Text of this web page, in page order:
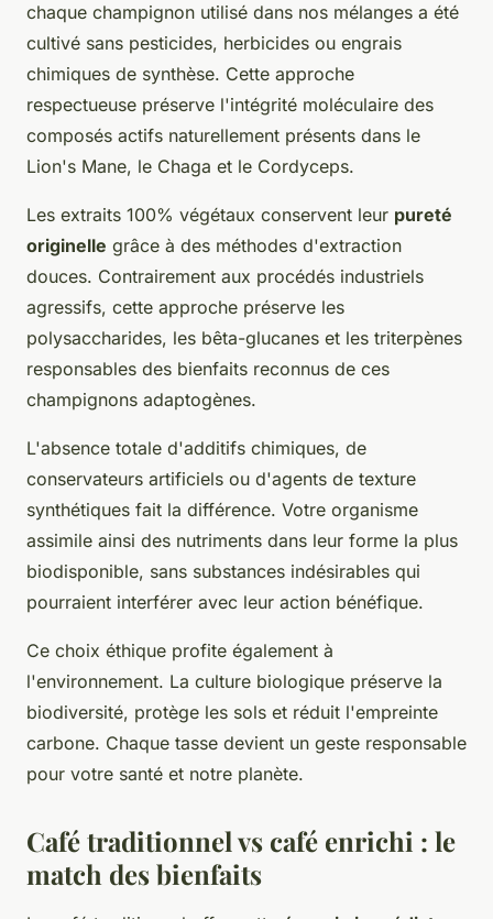
chaque champignon utilisé dans nos mélanges a été
cultivé sans pesticides, herbicides ou engrais
chimiques de synthèse. Cette approche
respectueuse préserve l'intégrité moléculaire des
composés actifs naturellement présents dans le
Lion's Mane, le Chaga et le Cordyceps.
Les extraits 100% végétaux conservent leur pureté
originelle grâce à des méthodes d'extraction
douces. Contrairement aux procédés industriels
agressifs, cette approche préserve les
polysaccharides, les bêta-glucanes et les triterpènes
responsables des bienfaits reconnus de ces
champignons adaptogènes.
L'absence totale d'additifs chimiques, de
conservateurs artificiels ou d'agents de texture
synthétiques fait la différence. Votre organisme
assimile ainsi des nutriments dans leur forme la plus
biodisponible, sans substances indésirables qui
pourraient interférer avec leur action bénéfique.
Ce choix éthique profite également à
l'environnement. La culture biologique préserve la
biodiversité, protège les sols et réduit l'empreinte
carbone. Chaque tasse devient un geste responsable
pour votre santé et notre planète.
Café traditionnel vs café enrichi : le
match des bienfaits